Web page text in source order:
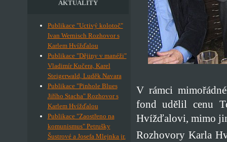
AKTUALITY
Publikace "Uctivý kolotoč"
Ivan Wernisch Rozhovor s
Karlem Hvížďalou
Publikace "Dějiny v manéži"
Vladimír Kučera, Karel
Steigerwald, Luděk Navara
Publikace "Pinhole Blues
Jiřího Stacha" Rozhovor s
Karlem Hvížďalou
Publikace "Zaostřeno na
komunismus" Petrušky
Šustrové a Josefa Mlejnka jr.
V rámci
fond udělil cenu
Hvížďalovi, mimo
Rozhovory Karla